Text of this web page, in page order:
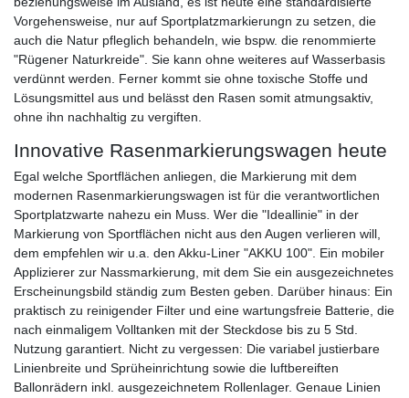
Vorgehensweise, nur auf Sportplatzmarkierungn zu setzen, die
auch die Natur pfleglich behandeln, wie bspw. die renommierte
"Rügener Naturkreide". Sie kann ohne weiteres auf Wasserbasis
verdünnt werden. Ferner kommt sie ohne toxische Stoffe und
Lösungsmittel aus und belässt den Rasen somit atmungsaktiv,
ohne ihn nachhaltig zu vergiften.
Innovative Rasenmarkierungswagen heute
Egal welche Sportflächen anliegen, die Markierung mit dem
modernen Rasenmarkierungswagen ist für die verantwortlichen
Sportplatzwarte nahezu ein Muss. Wer die "Ideallinie" in der
Markierung von Sportflächen nicht aus den Augen verlieren will,
dem empfehlen wir u.a. den Akku-Liner "AKKU 100". Ein mobiler
Applizierer zur Nassmarkierung, mit dem Sie ein ausgezeichnetes
Erscheinungsbild ständig zum Besten geben. Darüber hinaus: Ein
praktisch zu reinigender Filter und eine wartungsfreie Batterie, die
nach einmaligem Volltanken mit der Steckdose bis zu 5 Std.
Nutzung garantiert. Nicht zu vergessen: Die variabel justierbare
Linienbreite und Sprüheinrichtung sowie die luftbereiften
Ballonrädern inkl. ausgezeichnetem Rollenlager. Genaue Linien